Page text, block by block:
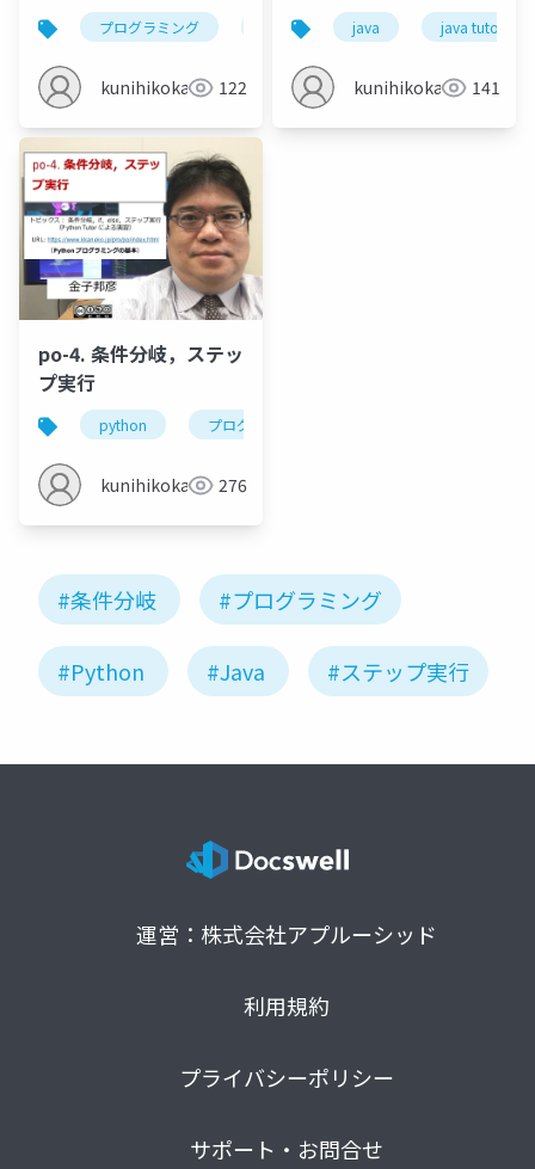
プログラミング if else
kunihikokaneko122
java java tutor
kunihikokaneko141
po-4. 条件分岐，ステッ
プ実行
python プログラミング
kunihikokaneko276
#条件分岐 #プログラミング
#Python #Java #ステップ実行
運営：株式会社アプルーシッド
利用規約
プライバシーポリシー
サポート・お問合せ